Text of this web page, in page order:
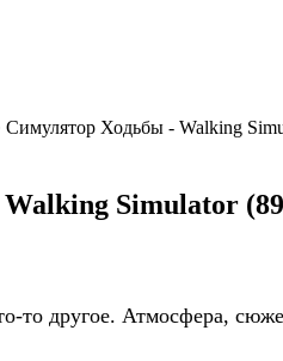
Симулятор Ходьбы - Walking
Simulator
то другое. Атмосфера,